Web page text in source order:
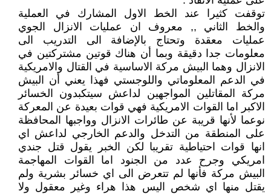
توقفت كثيرا عند الخط الاول المشارك في العملية
والخط الثاني ,, معروف ان عمليات الانزال الجوي
عمليات معقدة وتحتاج بالإضافة الى التدريب الى
معلومات جدا دقيقة وبما أن هناك قوتين مشتركتين في
الانزال وهما البيش مركة الاساسية في القتال والامريكية
في الدعم المعلوماتي واللوجستي فهذا يعني أن البيش
مركة المقاتلين المواجهين لداعش سيتكبدون الخسائر
الاكبر اما القوات الامريكية فهي قوات بعيدة عن المعركة
نوعما لأنها قريبة عن طائرات الانزال وواجبها المحافظة
على المنطقة من التدخل والدعم الخارجي لداعش اي
انها قوات احتياطية تقريبا لكن الخبر يقول قتل جندي
امريكي وجرح عدد من الجنود اما القوات المهاجمة
البيش مركة فأنها لم تتعرض الى اي خسائر بشرية ولم
يقتل منها اي شخص اليس هذا هراء وغير معقول ولا